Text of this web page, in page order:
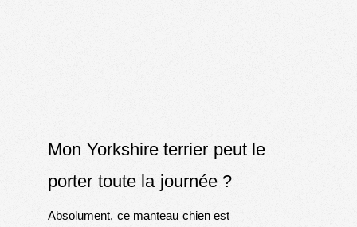
Mon Yorkshire terrier peut le
porter toute la journée ?
Absolument, ce manteau chien est